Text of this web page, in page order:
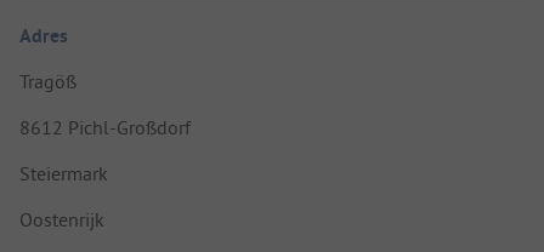
Adres
Tragöß
8612 Pichl-Großdorf
Steiermark
Oostenrijk